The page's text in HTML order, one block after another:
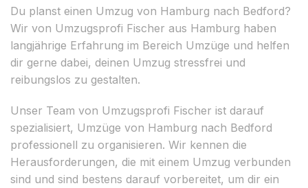
Du planst einen Umzug von Hamburg nach Bedford?
Wir von Umzugsprofi Fischer aus Hamburg haben
langjährige Erfahrung im Bereich Umzüge und helfen
dir gerne dabei, deinen Umzug stressfrei und
reibungslos zu gestalten.
Unser Team von Umzugsprofi Fischer ist darauf
spezialisiert, Umzüge von Hamburg nach Bedford
professionell zu organisieren. Wir kennen die
Herausforderungen, die mit einem Umzug verbunden
sind und sind bestens darauf vorbereitet, um dir ein